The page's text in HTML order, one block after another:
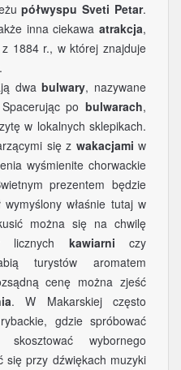
półwyspu Sveti Petar.
inna ciekawa atrakcja,
1884 r., w której znajduje
.
dwabulwary, nazywane
po bulwarach,
w lokalnych sklepikach.
się z wakacjami w
wyśmienite chorwackie
prezentem będzie
właśnie tutaj w
można się na chwilę
licznych kawiarni czy
turystów aromatem
cenę można zjeść
. W Makarskiej często
gdzie spróbować
wybornego
się przy dźwiękach muzyki